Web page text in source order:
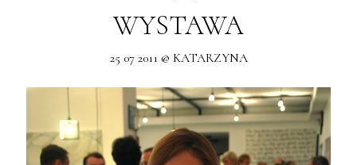
WYSTAWA
25 07 2011 @ KATARZYNA